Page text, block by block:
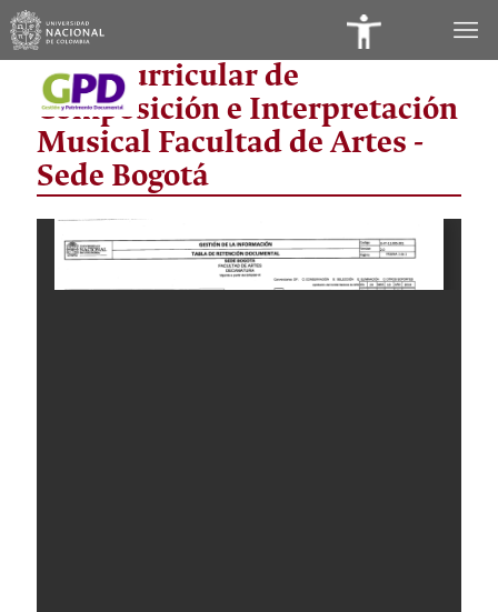
Accesibilidad
Área Curricular de
Composición e Interpretación
Musical Facultad de Artes -
Sede Bogotá